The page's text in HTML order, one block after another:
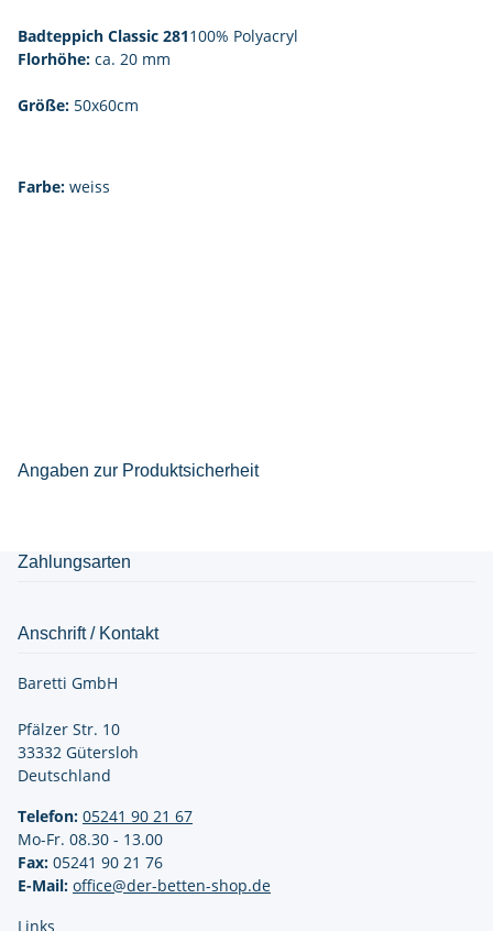
Badteppich Classic 281100% Polyacryl
Florhöhe: ca. 20 mm
Größe: 50x60cm
Farbe: weiss
Angaben zur Produktsicherheit
Zahlungsarten
Anschrift / Kontakt
Baretti GmbH
Pfälzer Str. 10
33332 Gütersloh
Deutschland
Telefon: 05241 90 21 67
Mo-Fr. 08.30 - 13.00
Fax: 05241 90 21 76
E-Mail: office@der-betten-shop.de
Links